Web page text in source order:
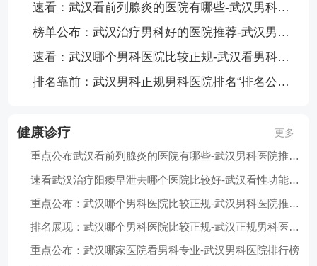
速看：武汉看前列腺炎的医院有哪些-武汉男科医院推荐
榜单公布：武汉治疗男科好的医院推荐-武汉男科医院哪家靠谱
速看：武汉哪个男科医院比较正规-武汉看男科医院推荐名单
排名靠前：武汉男科正规男科医院排名“排名公布”武汉德馨男科医院靠谱吗
健康诊疗 更多
重点公布武汉看前列腺炎的医院有哪些-武汉男科医院推荐榜
速看武汉治疗阳痿早泄去哪个医院比较好-武汉看性功能障碍医院推荐
重点公布：武汉哪个男科医院比较正规-武汉男科医院推荐名单
排名展现：武汉哪个男科医院比较正规-武汉正规男科医院推荐
重点公布：武汉哪家医院看男科专业-武汉男科医院排行榜